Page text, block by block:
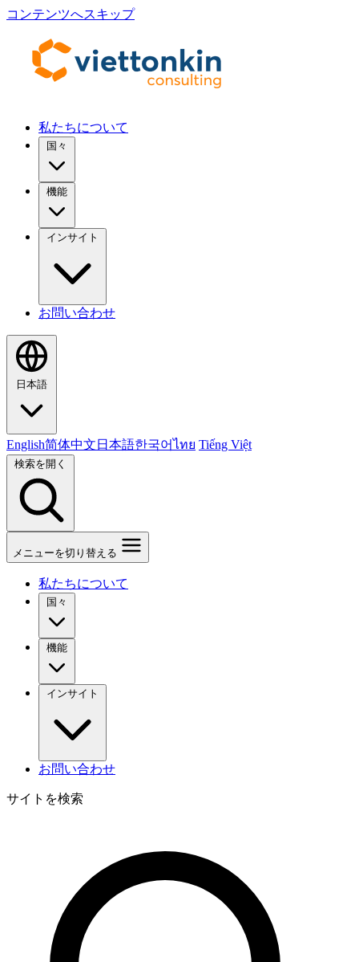
コンテンツへスキップ
私たちについて
国々
機能
インサイト
お問い合わせ
日本語
English简体中文 日本語한국어ไทย Tiếng Việt
検索を開く
メニューを切り替える
私たちについて
国々
機能
インサイト
お問い合わせ
サイトを検索